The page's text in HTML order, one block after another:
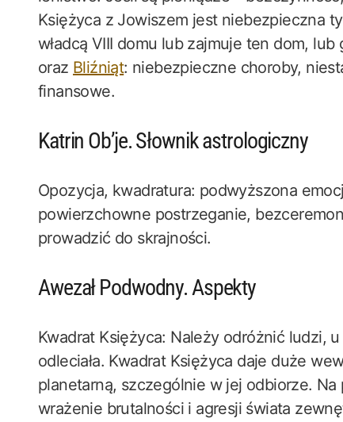
Księżyca z Jowiszem jest niebezpieczna
władcą VIII domu lub zajmuje ten dom,
oraz Bliźniąt: niebezpieczne choroby,
finansowe.
Katrin Ob’je. Słownik astrologiczny
Opozycja, kwadratura: podwyższona
powierzchowne postrzeganie,
prowadzić do skrajności.
Awezał Podwodny. Aspekty
Kwadrat Księżyca: Należy odróżnić ludzi,
odleciała. Kwadrat Księżyca daje duże
planetarną, szczególnie w jej odbiorze. Na
wrażenie brutalności i agresji świata